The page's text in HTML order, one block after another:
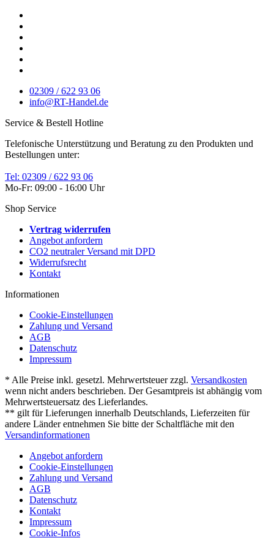
02309 / 622 93 06
info@RT-Handel.de
Service & Bestell Hotline
Telefonische Unterstützung und Beratung zu den Produkten und
Bestellungen unter:
Tel: 02309 / 622 93 06
Mo-Fr: 09:00 - 16:00 Uhr
Shop Service
Vertrag widerrufen
Angebot anfordern
CO2 neutraler Versand mit DPD
Widerrufsrecht
Kontakt
Informationen
Cookie-Einstellungen
Zahlung und Versand
AGB
Datenschutz
Impressum
* Alle Preise inkl. gesetzl. Mehrwertsteuer zzgl. Versandkosten
wenn nicht anders beschrieben. Der Gesamtpreis ist abhängig vom
Mehrwertsteuersatz des Lieferlandes.
** gilt für Lieferungen innerhalb Deutschlands, Lieferzeiten für
andere Länder entnehmen Sie bitte der Schaltfläche mit den
Versandinformationen
Angebot anfordern
Cookie-Einstellungen
Zahlung und Versand
AGB
Datenschutz
Kontakt
Impressum
Cookie-Infos